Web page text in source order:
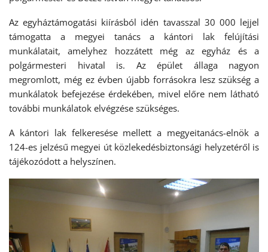
Az egyháztámogatási kiírásból idén tavasszal 30 000 lejjel
támogatta a megyei tanács a kántori lak felújítási
munkálatait, amelyhez hozzátett még az egyház és a
polgármesteri hivatal is. Az épület állaga nagyon
megromlott, még ez évben újabb forrásokra lesz szükség a
munkálatok befejezése érdekében, mivel előre nem látható
további munkálatok elvégzése szükséges.
A kántori lak felkeresése mellett a megyeitanács-elnök a
124-es jelzésű megyei út közlekedésbiztonsági helyzetéről is
tájékozódott a helyszínen.